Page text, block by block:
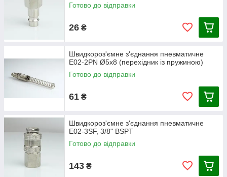
Готово до відправки
26 ₴
Швидкороз'ємне з'єднання пневматичне
E02-2PN Ø5х8 (перехідник із пружиною)
Готово до відправки
61 ₴
Швидкороз'ємне з'єднання пневматичне
E02-3SF, 3/8" BSPT
Готово до відправки
143 ₴